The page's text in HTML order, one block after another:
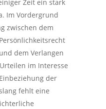
Zeit ein stark
Im Vordergrund
zwischen dem
dem Verlangen
im Interesse
der
fehlt eine